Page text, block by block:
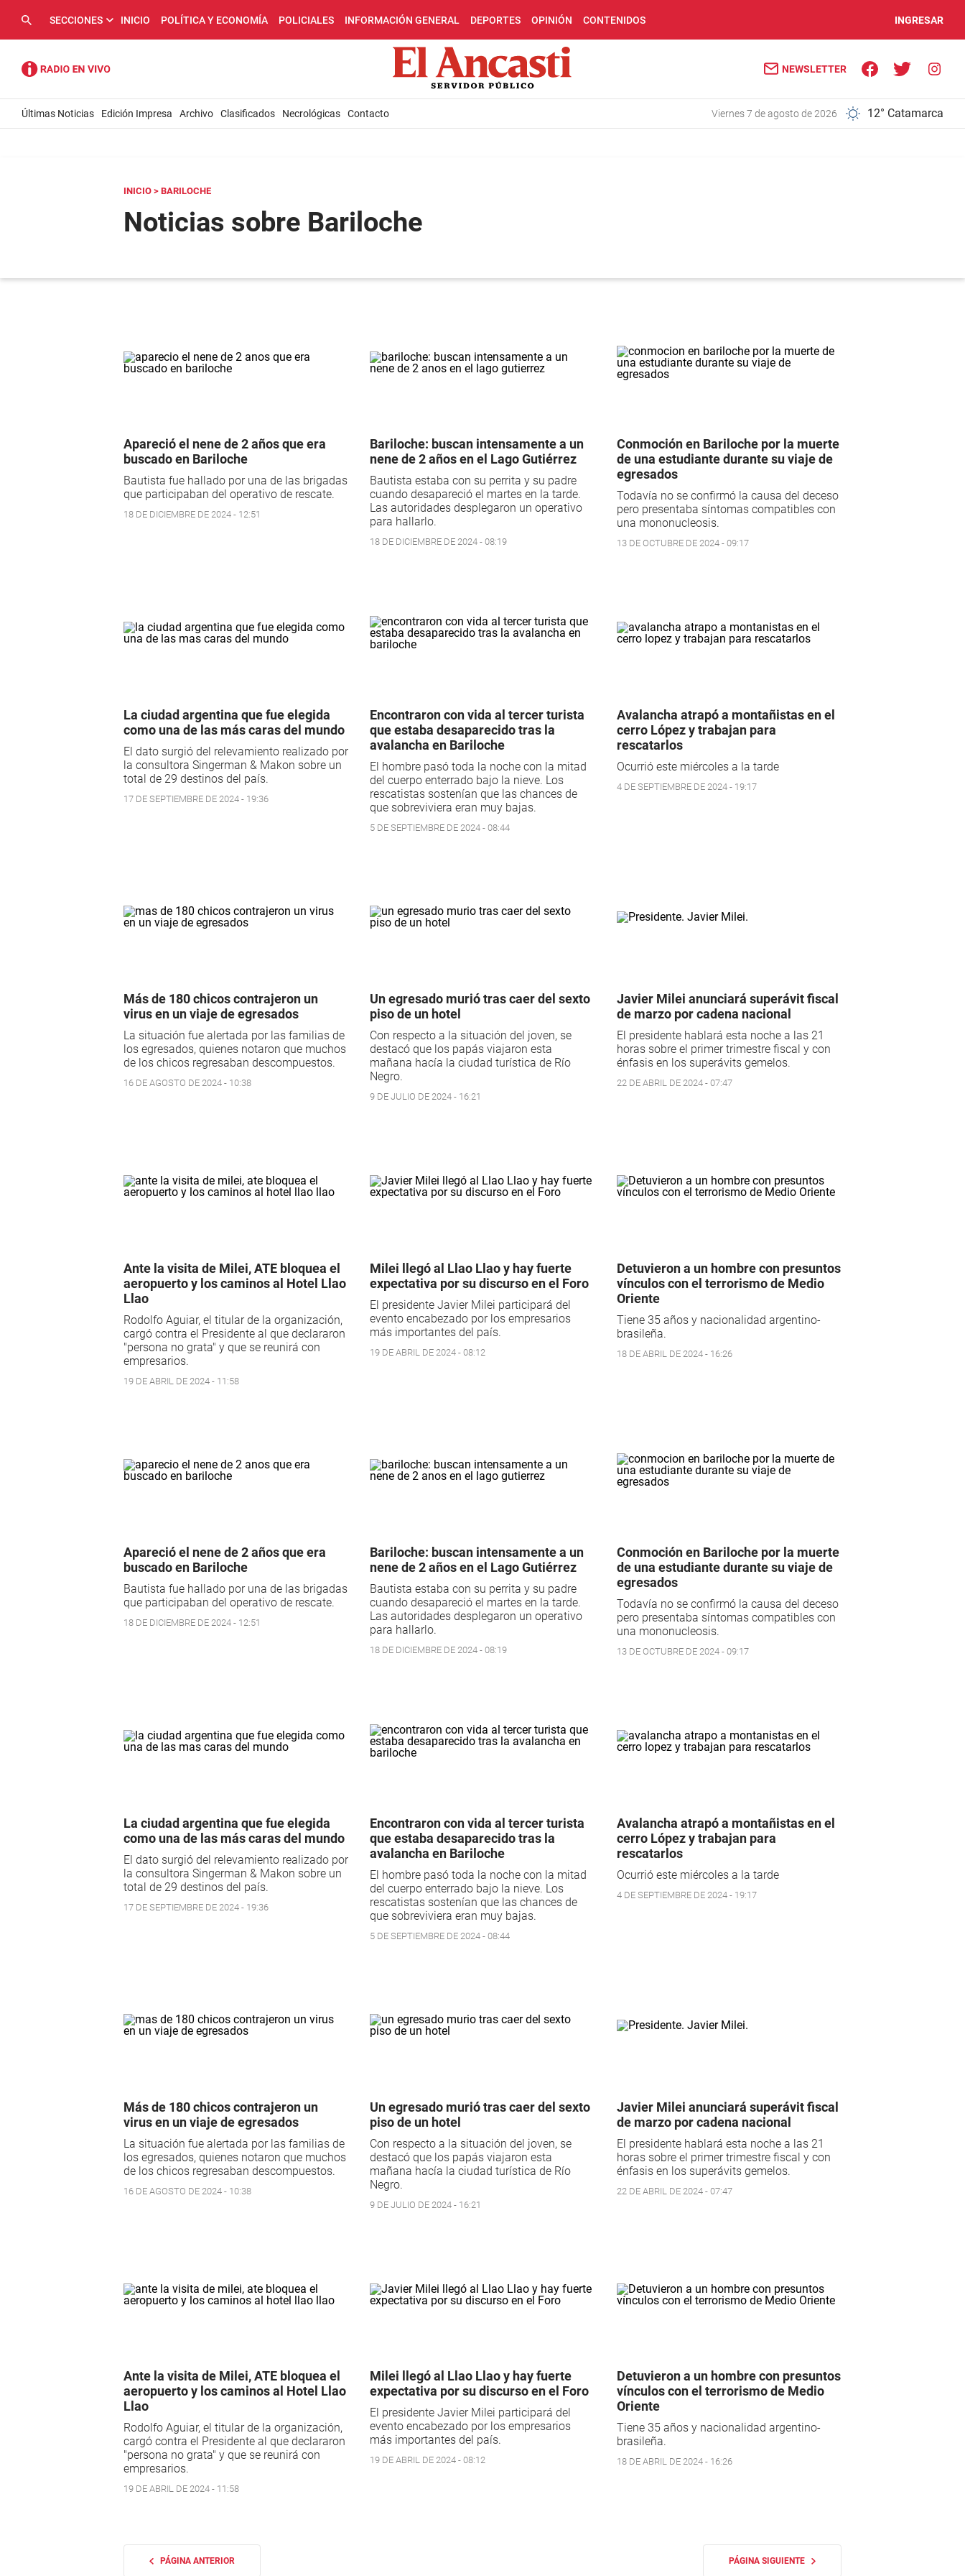
SECCIONES INICIO POLÍTICA Y ECONOMÍA POLICIALES INFORMACIÓN GENERAL DEPORTES OPINIÓN CONTENIDOS INGRESAR
NEWSLETTER
Últimas Noticias Edición Impresa Archivo Clasificados Necrológicas Contacto viernes 7 de agosto de 2026 12° Catamarca
INICIO > BARILOCHE
Noticias sobre Bariloche
Apareció el nene de 2 años que era
buscado en Bariloche
Bautista fue hallado por una de las brigadas
que participaban del operativo de rescate.
18 DE DICIEMBRE DE 2024 - 12:51
Bariloche: buscan intensamente a un
nene de 2 años en el Lago Gutiérrez
Bautista estaba con su perrita y su padre
cuando desapareció el martes en la tarde.
Las autoridades desplegaron un operativo
para hallarlo.
18 DE DICIEMBRE DE 2024 - 08:19
Conmoción en Bariloche por la muerte
de una estudiante durante su viaje de
egresados
Todavía no se confirmó la causa del deceso
pero presentaba síntomas compatibles con
una mononucleosis.
13 DE OCTUBRE DE 2024 - 09:17
La ciudad argentina que fue elegida
como una de las más caras del mundo
El dato surgió del relevamiento realizado por
la consultora Singerman & Makon sobre un
total de 29 destinos del país.
17 DE SEPTIEMBRE DE 2024 - 19:36
Encontraron con vida al tercer turista
que estaba desaparecido tras la
avalancha en Bariloche
El hombre pasó toda la noche con la mitad
del cuerpo enterrado bajo la nieve. Los
rescatistas sostenían que las chances de
que sobreviviera eran muy bajas.
5 DE SEPTIEMBRE DE 2024 - 08:44
Avalancha atrapó a montañistas en el
cerro López y trabajan para
rescatarlos
Ocurrió este miércoles a la tarde
4 DE SEPTIEMBRE DE 2024 - 19:17
Más de 180 chicos contrajeron un
virus en un viaje de egresados
La situación fue alertada por las familias de
los egresados, quienes notaron que muchos
de los chicos regresaban descompuestos.
16 DE AGOSTO DE 2024 - 10:38
Un egresado murió tras caer del sexto
piso de un hotel
Con respecto a la situación del joven, se
destacó que los papás viajaron esta
mañana hacía la ciudad turística de Río
Negro.
9 DE JULIO DE 2024 - 16:21
Javier Milei anunciará superávit fiscal
de marzo por cadena nacional
El presidente hablará esta noche a las 21
horas sobre el primer trimestre fiscal y con
énfasis en los superávits gemelos.
22 DE ABRIL DE 2024 - 07:47
Ante la visita de Milei, ATE bloquea el
aeropuerto y los caminos al Hotel Llao
Llao
Rodolfo Aguiar, el titular de la organización,
cargó contra el Presidente al que declararon
"persona no grata" y que se reunirá con
empresarios.
19 DE ABRIL DE 2024 - 11:58
Milei llegó al Llao Llao y hay fuerte
expectativa por su discurso en el Foro
El presidente Javier Milei participará del
evento encabezado por los empresarios
más importantes del país.
19 DE ABRIL DE 2024 - 08:12
Detuvieron a un hombre con presuntos
vínculos con el terrorismo de Medio
Oriente
Tiene 35 años y nacionalidad argentino-
brasileña.
18 DE ABRIL DE 2024 - 16:26
Apareció el nene de 2 años que era
buscado en Bariloche
Bautista fue hallado por una de las brigadas
que participaban del operativo de rescate.
18 DE DICIEMBRE DE 2024 - 12:51
Bariloche: buscan intensamente a un
nene de 2 años en el Lago Gutiérrez
Bautista estaba con su perrita y su padre
cuando desapareció el martes en la tarde.
Las autoridades desplegaron un operativo
para hallarlo.
18 DE DICIEMBRE DE 2024 - 08:19
Conmoción en Bariloche por la muerte
de una estudiante durante su viaje de
egresados
Todavía no se confirmó la causa del deceso
pero presentaba síntomas compatibles con
una mononucleosis.
13 DE OCTUBRE DE 2024 - 09:17
La ciudad argentina que fue elegida
como una de las más caras del mundo
El dato surgió del relevamiento realizado por
la consultora Singerman & Makon sobre un
total de 29 destinos del país.
17 DE SEPTIEMBRE DE 2024 - 19:36
Encontraron con vida al tercer turista
que estaba desaparecido tras la
avalancha en Bariloche
El hombre pasó toda la noche con la mitad
del cuerpo enterrado bajo la nieve. Los
rescatistas sostenían que las chances de
que sobreviviera eran muy bajas.
5 DE SEPTIEMBRE DE 2024 - 08:44
Avalancha atrapó a montañistas en el
cerro López y trabajan para
rescatarlos
Ocurrió este miércoles a la tarde
4 DE SEPTIEMBRE DE 2024 - 19:17
Más de 180 chicos contrajeron un
virus en un viaje de egresados
La situación fue alertada por las familias de
los egresados, quienes notaron que muchos
de los chicos regresaban descompuestos.
16 DE AGOSTO DE 2024 - 10:38
Un egresado murió tras caer del sexto
piso de un hotel
Con respecto a la situación del joven, se
destacó que los papás viajaron esta
mañana hacía la ciudad turística de Río
Negro.
9 DE JULIO DE 2024 - 16:21
Javier Milei anunciará superávit fiscal
de marzo por cadena nacional
El presidente hablará esta noche a las 21
horas sobre el primer trimestre fiscal y con
énfasis en los superávits gemelos.
22 DE ABRIL DE 2024 - 07:47
Ante la visita de Milei, ATE bloquea el
aeropuerto y los caminos al Hotel Llao
Llao
Rodolfo Aguiar, el titular de la organización,
cargó contra el Presidente al que declararon
"persona no grata" y que se reunirá con
empresarios.
19 DE ABRIL DE 2024 - 11:58
Milei llegó al Llao Llao y hay fuerte
expectativa por su discurso en el Foro
El presidente Javier Milei participará del
evento encabezado por los empresarios
más importantes del país.
19 DE ABRIL DE 2024 - 08:12
Detuvieron a un hombre con presuntos
vínculos con el terrorismo de Medio
Oriente
Tiene 35 años y nacionalidad argentino-
brasileña.
18 DE ABRIL DE 2024 - 16:26
PÁGINA ANTERIOR PÁGINA SIGUIENTE